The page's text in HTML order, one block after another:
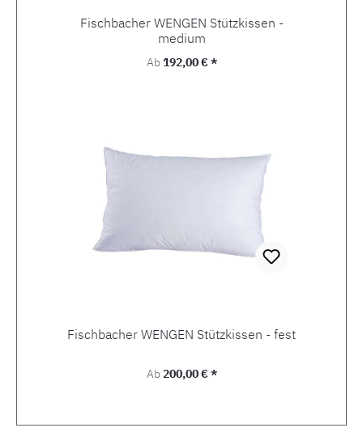
Fischbacher WENGEN Stützkissen -
medium
Regulärer Preis:
Ab192,00 € *
Fischbacher WENGEN Stützkissen - fest
Regulärer Preis:
Ab200,00 € *